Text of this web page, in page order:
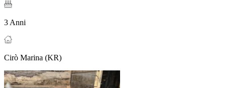
3 Anni
Cirò Marina (KR)